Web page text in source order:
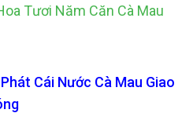
Tươi Năm Căn Cà Mau
Cái Nước Cà Mau Giao